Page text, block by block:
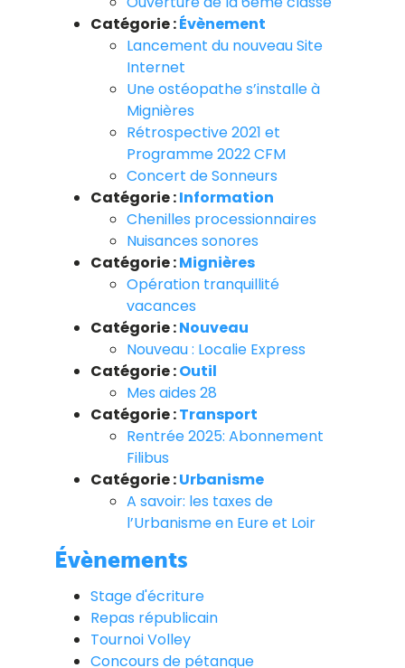
Catégorie :Évènement
Lancement du nouveau Site
Internet
Une ostéopathe s’installe à
Mignières
Rétrospective 2021 et
Programme 2022 CFM
Concert de Sonneurs
Catégorie :Information
Chenilles processionnaires
Nuisances sonores
Catégorie :Mignières
Opération tranquillité
vacances
Catégorie :Nouveau
Nouveau : Localie Express
Catégorie :Outil
Mes aides 28
Catégorie :Transport
Rentrée 2025: Abonnement
Filibus
Catégorie :Urbanisme
A savoir: les taxes de
l’Urbanisme en Eure et Loir
Évènements
Stage d'écriture
Repas républicain
Tournoi Volley
Concours de pétanque